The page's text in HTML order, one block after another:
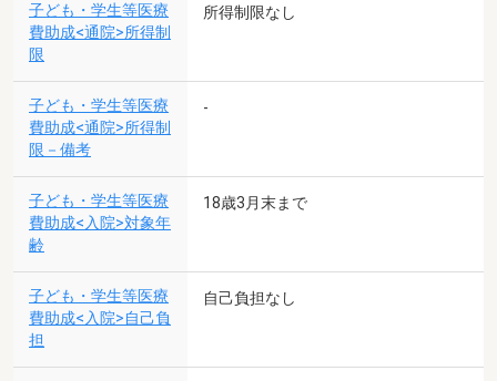
子ども・学生等医療
費助成<通院>所得制
限
所得制限なし
子ども・学生等医療
費助成<通院>所得制
限－備考
-
子ども・学生等医療
費助成<入院>対象年
齢
18歳3月末まで
子ども・学生等医療
費助成<入院>自己負
担
自己負担なし